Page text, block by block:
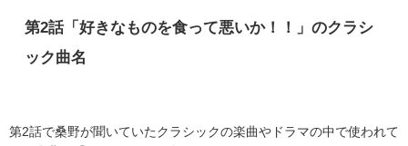
第2話「好きなものを食って悪いか！！」のクラシ
ック曲名
第2話で桑野が聞いていたクラシックの楽曲やドラマの中で使われて